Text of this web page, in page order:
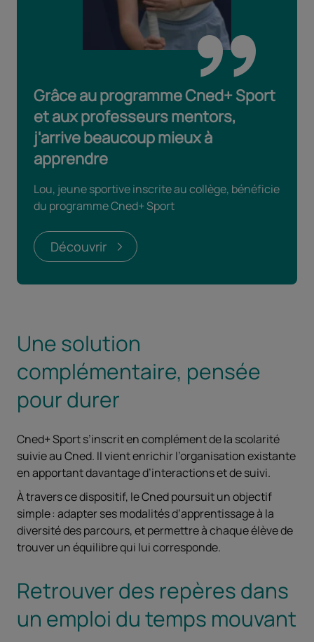
Grâce au programme Cned+ Sport
et aux professeurs mentors,
j'arrive beaucoup mieux à
apprendre
Lou, jeune sportive inscrite au collège, bénéficie
du programme Cned+ Sport
Découvrir
Une solution
complémentaire, pensée
pour durer
Cned+ Sport s’inscrit en complément de la scolarité
suivie au Cned. Il vient enrichir l’organisation existante
en apportant davantage d’interactions et de suivi.
À travers ce dispositif, le Cned poursuit un objectif
simple : adapter ses modalités d’apprentissage à la
diversité des parcours, et permettre à chaque élève de
trouver un équilibre qui lui corresponde.
Retrouver des repères dans
un emploi du temps mouvant